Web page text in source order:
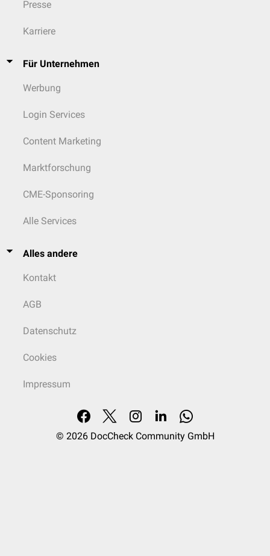
Presse
Karriere
Für Unternehmen
Werbung
Login Services
Content Marketing
Marktforschung
CME-Sponsoring
Alle Services
Alles andere
Kontakt
AGB
Datenschutz
Cookies
Impressum
© 2026 DocCheck Community GmbH